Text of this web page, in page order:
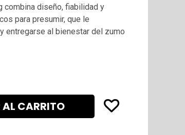
combina diseño, fiabilidad y
para presumir, que le
entregarse al bienestar del zumo
CARRITO